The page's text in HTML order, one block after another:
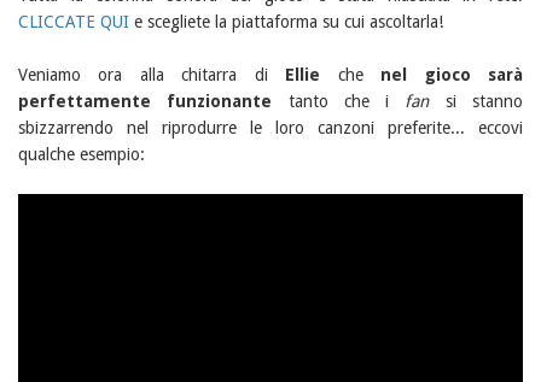
CLICCATE QUI e scegliete la piattaforma su cui ascoltarla!
Veniamo ora alla chitarra di Ellie che nel gioco sarà
perfettamente funzionante tanto che i fansi stanno
sbizzarrendo nel riprodurre le loro canzoni preferite... eccovi
qualche esempio: